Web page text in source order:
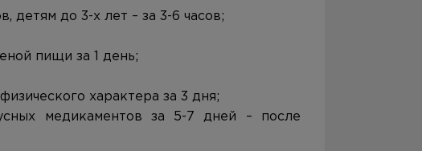
детям до 3-х лет – за 3-6 часов;
пищи за 1 день;
характера за 3 дня;
медикаментов за 5-7 дней – после